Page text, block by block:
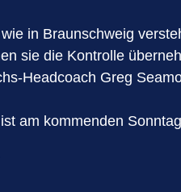
in Braunschweig
sie die Kontrolle
Headcoach Greg
am kommenden